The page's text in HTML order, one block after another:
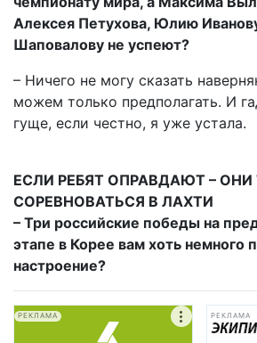
Алексея Петухова, Юлию
Шаповалову не успеют?
– Ничего не могу сказать
можем только предполагать. И
гуще, если честно, я уже устала.
ЕСЛИ РЕБЯТ ОПРАВДАЮТ –
СОРЕВНОВАТЬСЯ В ЛАХТИ
– Три российские победы на
этапе в Корее вам хоть немного
настроение?
РЕКЛАМА РЕКЛАМА